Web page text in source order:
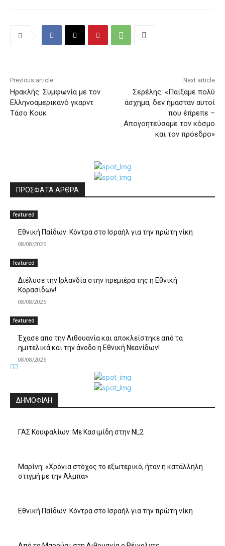
Previous article
Ηρακλής: Συμφωνία με τον
Ελληνοαμερικανό γκαρντ
Τάσο Κουκ
Next article
Σερέλης: «Παίξαμε πολύ
άσχημα, δεν ήμασταν αυτοί
που έπρεπε –
Απογοητεύσαμε τον κόσμο
και τον πρόεδρο»
ΠΡΟΣΦΑΤΑ ΑΡΘΡΑ
featured
Εθνική Παίδων: Κόντρα στο Ισραήλ για την πρώτη νίκη
08/08/2026
featured
Διέλυσε την Ιρλανδία στην πρεμιέρα της η Εθνική
Κορασίδων!
08/08/2026
featured
Έχασε απο την Λιθουανία και αποκλείστηκε από τα
ημιτελικά και την άνοδο η Εθνική Νεανίδων!
08/08/2026
ΔΗΜΟΦΙΛΗ
ΓΑΣ Κουφαλίων: Με Κασιμίδη στην NL2
Μαρίνη: «Χρόνια στόχος το εξωτερικό, ήταν η κατάλληλη
στιγμή με την Άλμπα»
Εθνική Παίδων: Κόντρα στο Ισραήλ για την πρώτη νίκη